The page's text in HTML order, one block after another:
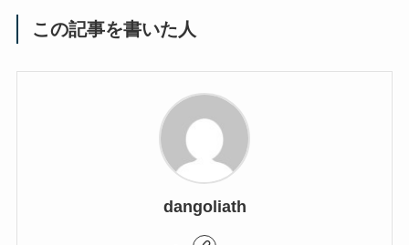
この記事を書いた人
dangoliath